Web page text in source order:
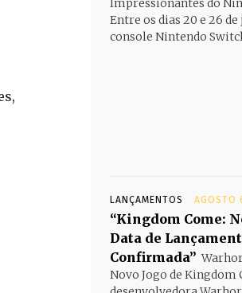
Impressionantes do
Entre os dias 20 e 26
console Nintendo
LANÇAMENTOS AGOSTO
“Kingdom Come:
Data de
Confirmada”
Novo Jogo de Kingdom